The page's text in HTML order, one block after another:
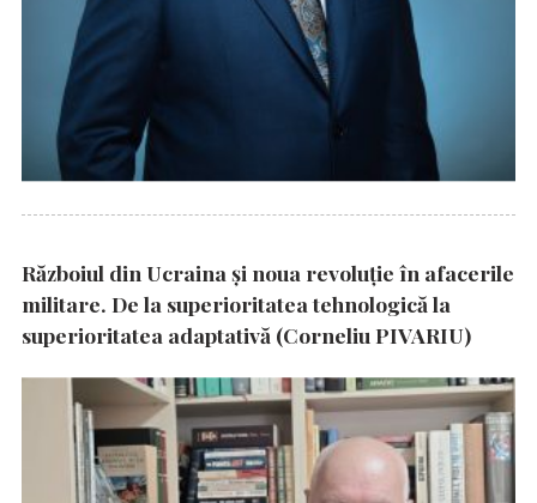
Războiul din Ucraina și noua revoluție în afacerile
militare. De la superioritatea tehnologică la
superioritatea adaptativă (Corneliu PIVARIU)